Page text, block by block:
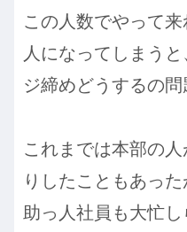
この人数でやって
人になってしまう
ジ締めどうするの問
これまでは本部の
りしたこともあった
助っ人社員も大忙